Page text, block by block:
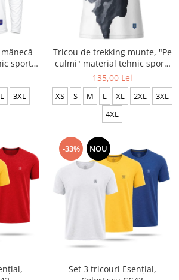
sport -
3XL
Tricou de trekking munte, "Pe
culmi" material tehnic sport,
culoare albă CS65
135,00 Lei
XS S M L XL 2XL
3XL
4XL
-33% NOU
Set 3 tricouri Esențial,